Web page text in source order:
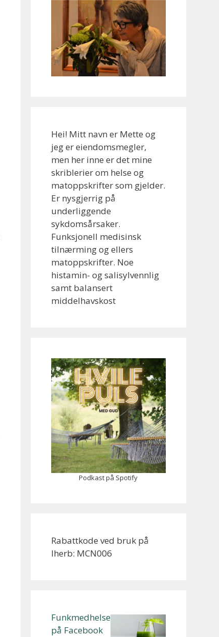
Hei! Mitt navn er Mette og
jeg er eiendomsmegler,
men her inne er det mine
skriblerier om helse og
matoppskrifter som gjelder.
Er nysgjerrig på
underliggende
sykdomsårsaker.
Funksjonell medisinsk
tilnærming og ellers
matoppskrifter. Noe
histamin- og salisylvennlig
samt balansert
middelhavskost
Podkast på Spotify
Rabattkode ved bruk på
Iherb: MCN006
Funkmedhelse
på Facebook